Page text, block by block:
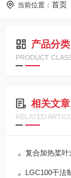
当前位置： 首页
产品分类
PRODUCT
相关文章
RELATED
复合加热桨
LGC100干法